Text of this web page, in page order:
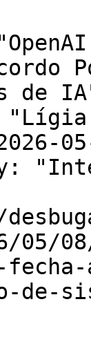
de
05/
de-